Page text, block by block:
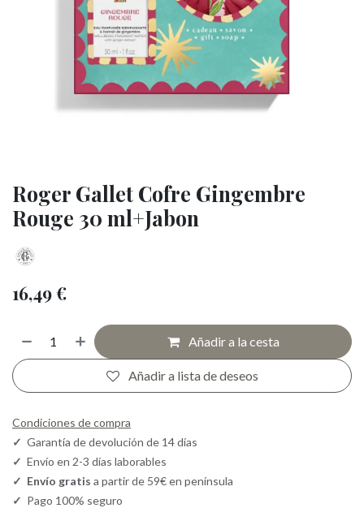
Roger Gallet Cofre Gingembre
Rouge 30 ml+Jabon
16,49€
Añadir a la cesta
Añadir a lista de deseos
Condiciones de compra
✓ Garantía de devolución de 14 días
✓ Envío en 2-3 días laborables
✓ Envío gratis a partir de 59€ en península
✓ Pago 100% seguro